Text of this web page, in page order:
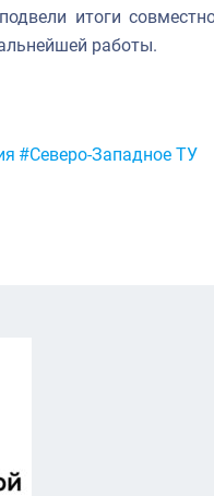
итоги
работы.
#Северо-Западное ТУ